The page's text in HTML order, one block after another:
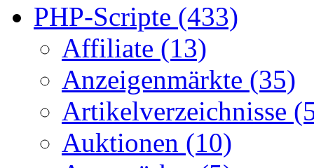
PHP-Scripte (433)
Affiliate (13)
Anzeigenmärkte (35)
Artikelverzeichnisse
Auktionen (10)